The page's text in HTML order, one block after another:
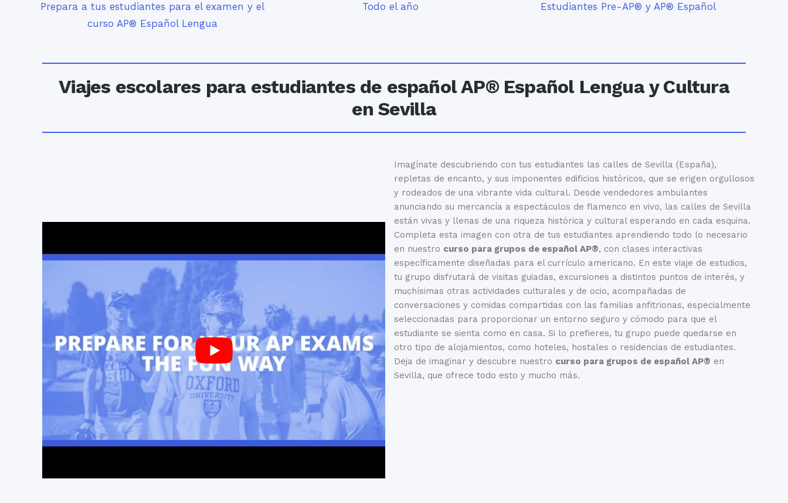
Prepara a tus estudiantes para el examen y el
curso AP® Español Lengua
Todo el año
Estudiantes Pre-AP® y AP® Español
Viajes escolares para estudiantes de español AP® Español Lengua y Cultura
en Sevilla
Imagínate descubriendo con tus estudiantes las calles de Sevilla (España),
repletas de encanto, y sus imponentes edificios históricos, que se erigen orgullosos
y rodeados de una vibrante vida cultural. Desde vendedores ambulantes
anunciando su mercancía a espectáculos de flamenco en vivo, las calles de Sevilla
están vivas y llenas de una riqueza histórica y cultural esperando en cada esquina.
Completa esta imagen con otra de tus estudiantes aprendiendo todo lo necesario
en nuestro curso para grupos de español AP®, con clases interactivas
específicamente diseñadas para el currículo americano. En este viaje de estudios,
tu grupo disfrutará de visitas guiadas, excursiones a distintos puntos de interés, y
muchísimas otras actividades culturales y de ocio, acompañadas de
conversaciones y comidas compartidas con las familias anfitrionas, especialmente
seleccionadas para proporcionar un entorno seguro y cómodo para que el
estudiante se sienta como en casa. Si lo prefieres, tu grupo puede quedarse en
otro tipo de alojamientos, como hoteles, hostales o residencias de estudiantes.
Deja de imaginar y descubre nuestro curso para grupos de español AP® en
Sevilla, que ofrece todo esto y mucho más.